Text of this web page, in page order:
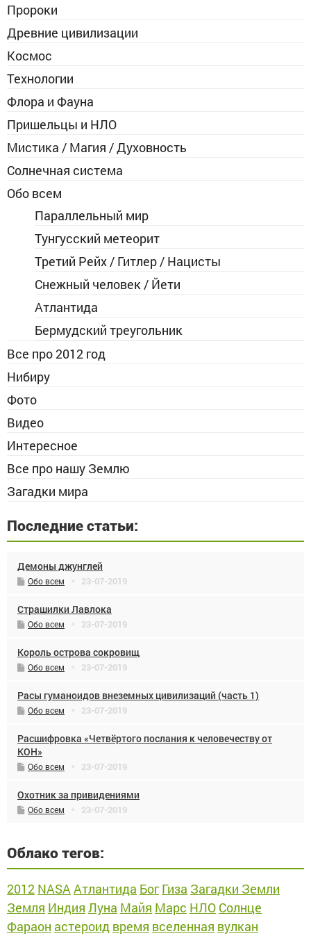
Пророки
Древние цивилизации
Космос
Технологии
Флора и Фауна
Пришельцы и НЛО
Мистика / Магия / Духовность
Солнечная система
Обо всем
Параллельный мир
Тунгусский метеорит
Третий Рейх / Гитлер / Нацисты
Снежный человек / Йети
Атлантида
Бермудский треугольник
Все про 2012 год
Нибиру
Фото
Видео
Интересное
Все про нашу Землю
Загадки мира
Последние статьи:
Демоны джунглей
Обо всем 23-07-2019
Страшилки Лавлока
Обо всем 23-07-2019
Король острова сокровищ
Обо всем 23-07-2019
Расы гуманоидов внеземных цивилизаций (часть 1)
Обо всем 23-07-2019
Расшифровка «Четвёртого послания к человечеству от
КОН»
Обо всем 23-07-2019
Охотник за привидениями
Обо всем 23-07-2019
Облако тегов:
2012 NASAАтлантида Бог Гиза Загадки Земли
Земля Индия Луна Майя Марс НЛО Солнце
Фараон астероид время вселенная вулкан